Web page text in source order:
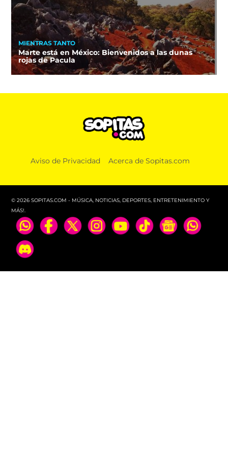
MIENTRAS TANTO
Marte está en México: Bienvenidos a las dunas
rojas de Pacula
Aviso de Privacidad Acerca de Sopitas.com
© 2026 SOPITAS.COM - MÚSICA, NOTICIAS, DEPORTES, ENTRETENIMIENTO Y
MÁS!.